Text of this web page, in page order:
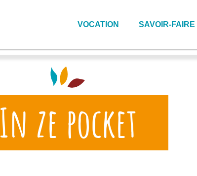
VOCATION SAVOIR-FAIRE
In ze pocket